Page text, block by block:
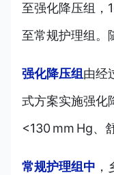
至强化降压组，
至常规护理组。
强化降压组由经
式方案实施强化
<130 mm Hg、
常规护理组中